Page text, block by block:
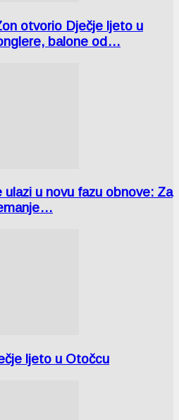
otvorio Dječje ljeto u
balone od…
ulazi u novu fazu obnove: Za
ljeto u Otočcu